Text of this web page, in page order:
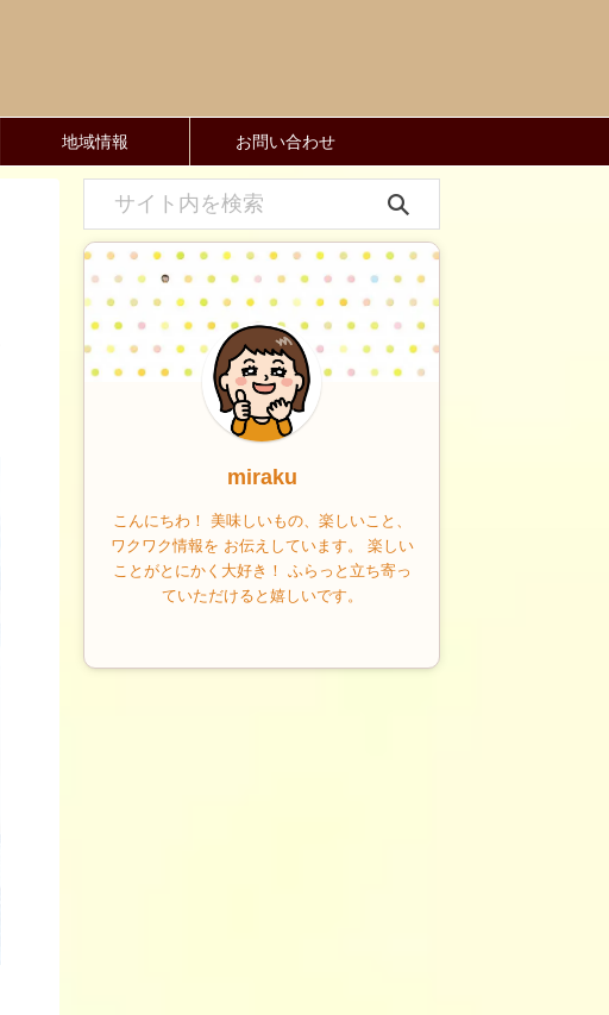
地域情報 お問い合わせ
miraku
こんにちわ！ 美味しいもの、楽しいこと、
ワクワク情報を お伝えしています。 楽しい
ことがとにかく大好き！ ふらっと立ち寄っ
ていただけると嬉しいです。